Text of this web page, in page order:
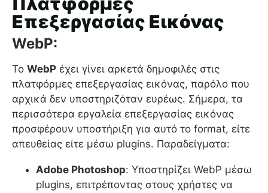
Επεξεργασίας Εικόνας
WebP:
Το WebP έχει γίνει αρκετά δημοφιλές στις
πλατφόρμες επεξεργασίας εικόνας, παρόλο που
αρχικά δεν υποστηριζόταν ευρέως. Σήμερα, τα
περισσότερα εργαλεία επεξεργασίας εικόνας
προσφέρουν υποστήριξη για αυτό το format, είτε
απευθείας είτε μέσω plugins. Παραδείγματα:
Adobe Photoshop: Υποστηρίζει WebP μέσω
plugins, επιτρέποντας στους χρήστες να